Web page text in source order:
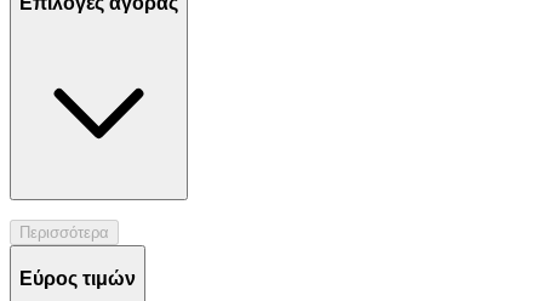
Περισσότερα
Εύρος τιμών